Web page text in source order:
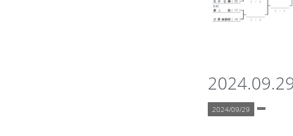
2024/09/29